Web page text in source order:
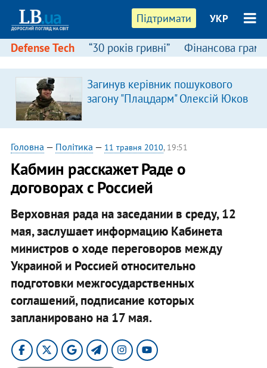
Підтримати УКР
Defense Tech “30 років гривні” Фінансова
Загинув керівник пошукового
загону "Плацдарм" Олексій Юков
Головна — Політика — 11 травня 2010, 19:51
Кабмин расскажет Раде о
договорах с Россией
Верховная рада на заседании в среду, 12
мая, заслушает информацию Кабинета
министров о ходе переговоров между
Украиной и Россией относительно
подготовки межгосударственных
соглашений, подписание которых
запланировано на 17 мая.